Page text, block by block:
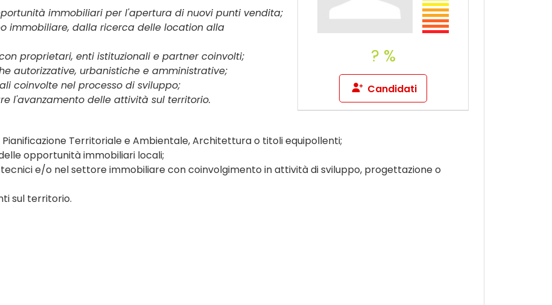
? %
Candidati
immobiliari per l'apertura di nuovi punti vendita;
immobiliare, dalla ricerca delle location alla
proprietari, enti istituzionali e partner coinvolti;
autorizzative, urbanistiche e amministrative;
coinvolte nel processo di sviluppo;
l'avanzamento delle attività sul territorio.
Pianificazione Territoriale e Ambientale, Architettura o titoli equipollenti;
opportunità immobiliari locali;
e/o nel settore immobiliare con coinvolgimento in attività di sviluppo, progettazione o
sul territorio.